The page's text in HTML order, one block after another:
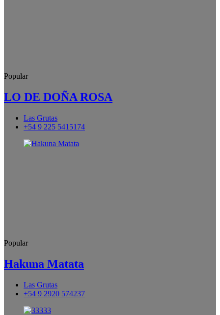
Popular
LO DE DOÑA ROSA
Las Grutas
+54 9 225 5415174
Popular
Hakuna Matata
Las Grutas
+54 9 2920 574237